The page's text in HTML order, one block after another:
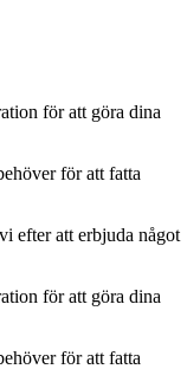
för att göra dina
för att fatta
efter att erbjuda något
för att göra dina
för att fatta